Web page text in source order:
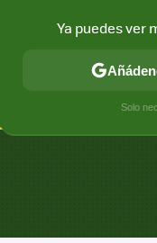
CONECTIVIDAD
Ya puedes ver
Solo